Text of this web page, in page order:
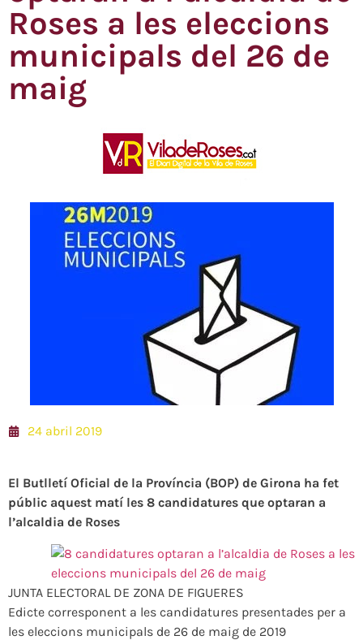
Roses a les eleccions
municipals del 26 de
maig
24 abril 2019
El Butlletí Oficial de la Província (BOP) de Girona ha fet
públic aquest matí les 8 candidatures que optaran a
l’alcaldia de Roses
JUNTA ELECTORAL DE ZONA DE FIGUERES
Edicte corresponent a les candidatures presentades per a
les eleccions municipals de 26 de maig de 2019